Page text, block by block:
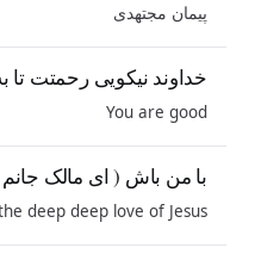
پیمان مجتهدی
خداوند نیکویی رحمتت تا
You are good
با من باش ( ای مالک
deep deep love of Jesus